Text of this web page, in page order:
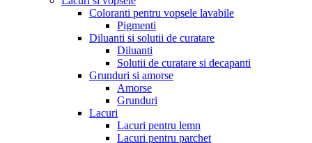
Coloranti pentru vopsele lavabile
Pigmenti
Diluanti si solutii de curatare
Diluanti
Solutii de curatare si decapanti
Grunduri si amorse
Amorse
Grunduri
Lacuri
Lacuri pentru lemn
Lacuri pentru parchet